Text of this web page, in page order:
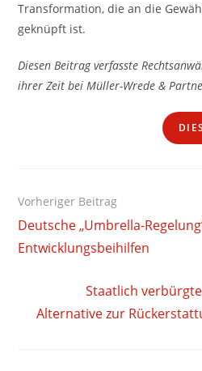
Transformation, die an die
geknüpft ist.
Diesen Beitrag verfasste
ihrer Zeit bei Müller-Wrede &
Weitere
ansehen
Vorheriger Beitrag
Deutsche „Umbrella-
Entwicklungsbeihilfen
Staatlich
Alternative zur